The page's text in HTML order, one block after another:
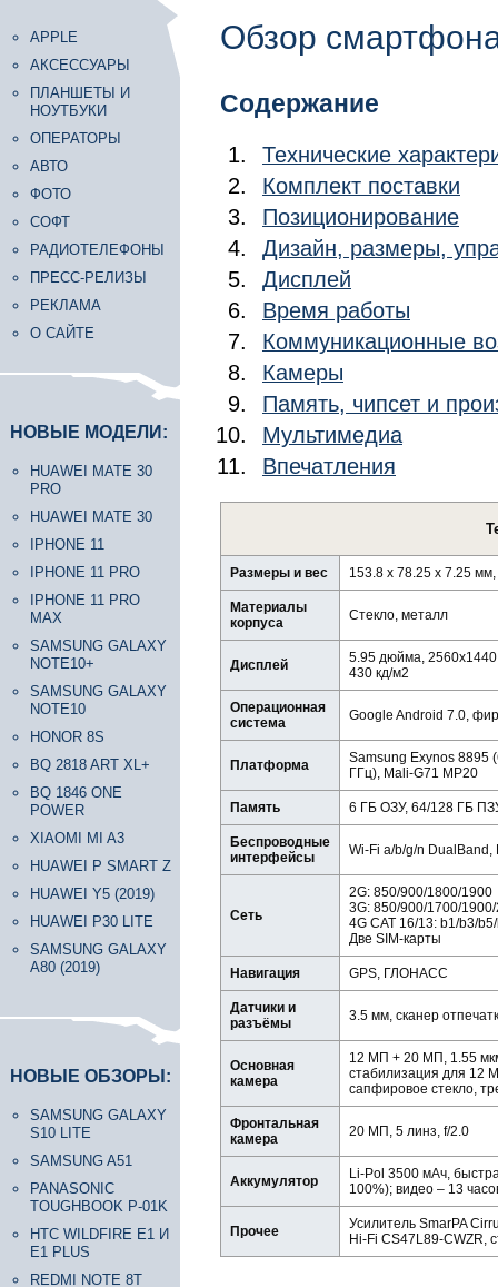
APPLE
АКСЕССУАРЫ
ПЛАНШЕТЫ И
НОУТБУКИ
ОПЕРАТОРЫ
АВТО
ФОТО
СОФТ
РАДИОТЕЛЕФОНЫ
ПРЕСС-РЕЛИЗЫ
РЕКЛАМА
О САЙТЕ
НОВЫЕ МОДЕЛИ:
HUAWEI MATE 30
PRO
HUAWEI MATE 30
IPHONE 11
IPHONE 11 PRO
IPHONE 11 PRO
MAX
SAMSUNG GALAXY
NOTE10+
SAMSUNG GALAXY
NOTE10
HONOR 8S
BQ 2818 ART XL+
BQ 1846 ONE
POWER
XIAOMI MI A3
HUAWEI P SMART Z
HUAWEI Y5 (2019)
HUAWEI P30 LITE
SAMSUNG GALAXY
A80 (2019)
НОВЫЕ ОБЗОРЫ:
SAMSUNG GALAXY
S10 LITE
SAMSUNG A51
PANASONIC
TOUGHBOOK P-01K
HTC WILDFIRE E1 И
E1 PLUS
REDMI NOTE 8T
Обзор
Содержание
Технические
Комплект поставки
Позиционирование
Дизайн, размеры,
Дисплей
Время работы
Коммуникационные
Камеры
Память, чипсет и
Мультимедиа
Впечатления
Размеры и вес 153.8 х 78.25 х 7.25
Материалы
корпуса
Стекло, металл
Дисплей
5.95 дюйма, 2560х1440
430 кд/м2
Операционная
система
Google Android 7.0,
Платформа
Samsung Exynos 8895
ГГц), Mali-G71 MP20
Память 6 ГБ ОЗУ, 64/128 ГБ
Беспроводные
интерфейсы
Wi-Fi a/b/g/n DualBand,
Сеть
2G: 850/900/1800/1900
3G: 850/900/1700/
4G CAT 16/13: b1/b3/
Две SIM-карты
Навигация GPS, ГЛОНАСС
Датчики и
разъёмы
3.5 мм, сканер
Основная
камера
12 МП + 20 МП, 1.55
стабилизация для 12
сапфировое стекло,
Фронтальная
камера
20 МП, 5 линз, f/2.0
Аккумулятор
Li-Pol 3500 мАч,
100%); видео – 13
Прочее
Усилитель SmarPA
Hi-Fi CS47L89-CWZR,